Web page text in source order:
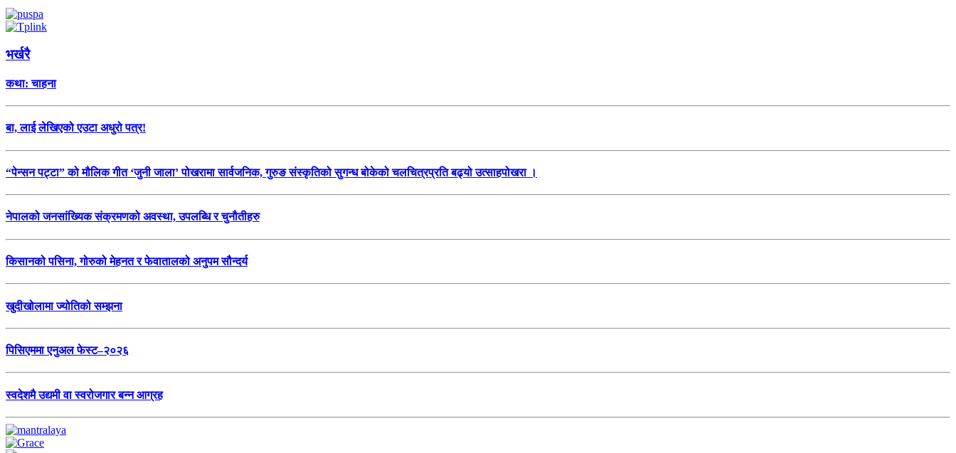
भर्खरै
कथा: चाहना
बा, लाई लेखिएको एउटा अधुरो पत्र!
“पेन्सन पट्टा” को मौलिक गीत ‘जुनी जाला’ पोखरामा सार्वजनिक, गुरुङ संस्कृतिको सुगन्ध बोकेको चलचित्रप्रति बढ्यो उत्साहपोखरा ।
नेपालको जनसांख्यिक संक्रमणको अवस्था, उपलब्धि र चुनौतीहरु
किसानको पसिना, गोरुको मेहनत र फेवातालको अनुपम सौन्दर्य
खुदीखोलामा ज्योतिको सम्झना
पिसिएममा एनुअल फेस्ट–२०२६
स्वदेशमै उद्यमी वा स्वरोजगार बन्न आग्रह